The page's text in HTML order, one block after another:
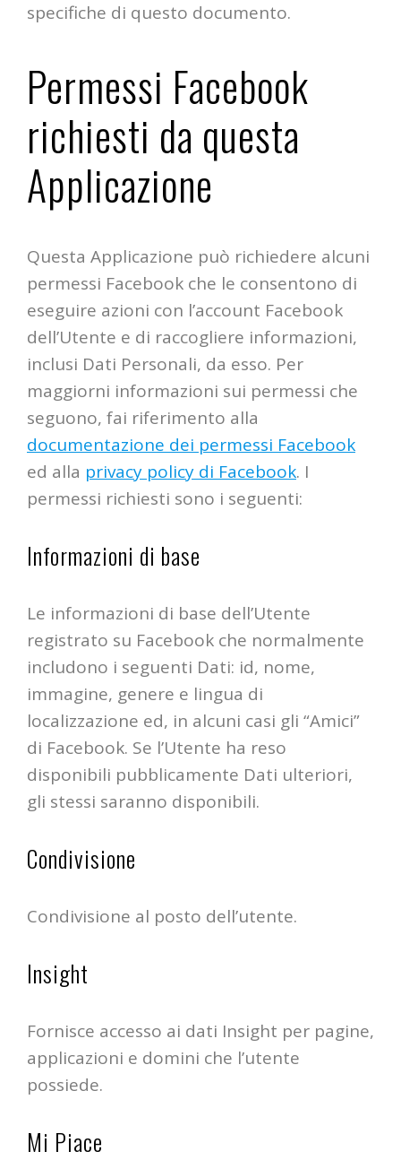
specifiche di questo documento.
Permessi Facebook
richiesti da questa
Applicazione
Questa Applicazione può richiedere alcuni
permessi Facebook che le consentono di
eseguire azioni con l’account Facebook
dell’Utente e di raccogliere informazioni,
inclusi Dati Personali, da esso. Per
maggiorni informazioni sui permessi che
seguono, fai riferimento alla
documentazione dei permessi Facebook
ed alla privacy policy di Facebook. I
permessi richiesti sono i seguenti:
Informazioni di base
Le informazioni di base dell’Utente
registrato su Facebook che normalmente
includono i seguenti Dati: id, nome,
immagine, genere e lingua di
localizzazione ed, in alcuni casi gli “Amici”
di Facebook. Se l’Utente ha reso
disponibili pubblicamente Dati ulteriori,
gli stessi saranno disponibili.
Condivisione
Condivisione al posto dell’utente.
Insight
Fornisce accesso ai dati Insight per pagine,
applicazioni e domini che l’utente
possiede.
Mi Piace